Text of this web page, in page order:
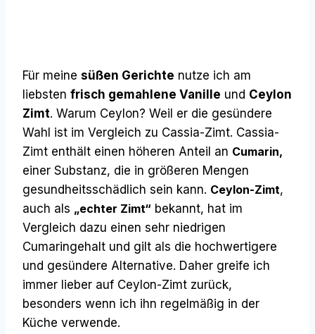
Für meine süßen Gerichte nutze ich am
liebsten frisch gemahlene Vanille und Ceylon
Zimt. Warum Ceylon? Weil er die gesündere
Wahl ist im Vergleich zu Cassia-Zimt. Cassia-
Zimt enthält einen höheren Anteil an Cumarin,
einer Substanz, die in größeren Mengen
gesundheitsschädlich sein kann. Ceylon-Zimt,
auch als „echter Zimt“ bekannt, hat im
Vergleich dazu einen sehr niedrigen
Cumaringehalt und gilt als die hochwertigere
und gesündere Alternative. Daher greife ich
immer lieber auf Ceylon-Zimt zurück,
besonders wenn ich ihn regelmäßig in der
Küche verwende.